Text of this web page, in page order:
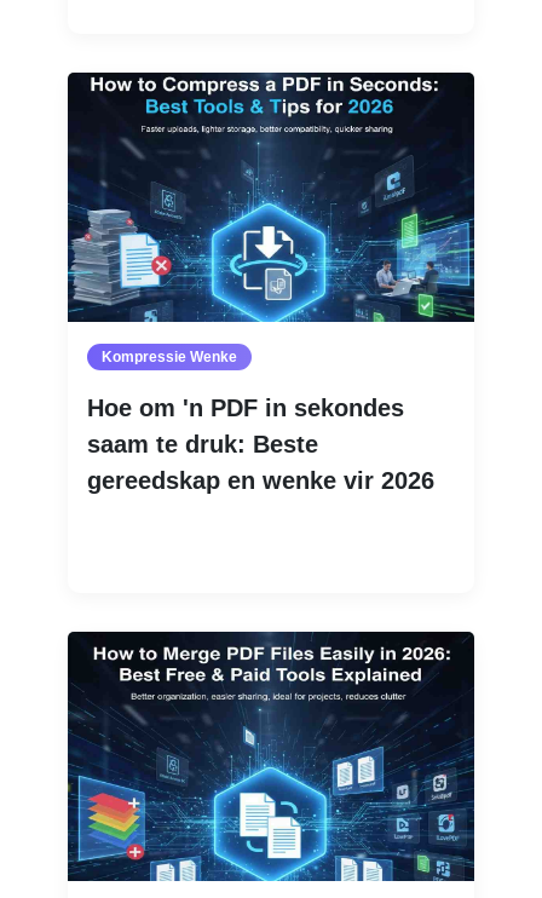
Kompressie Wenke
Hoe om 'n PDF in sekondes
saam te druk: Beste
gereedskap en wenke vir 2026